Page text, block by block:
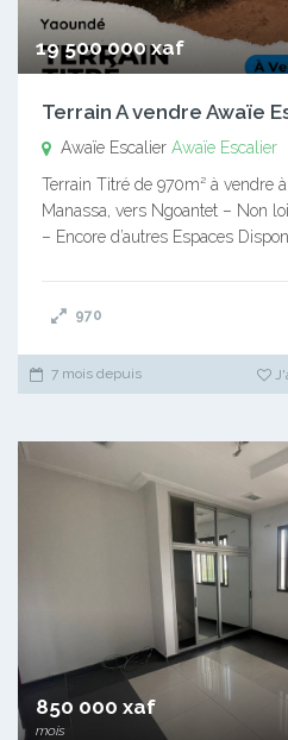
19 500 000 xaf
Terrain A vendre Awaïe
Awaïe Escalier Awaïe Escalier
Terrain Titré de 970m² à vendre
Manassa, vers Ngoantet – Non
– Encore d’autres Espaces
970
7 mois depuis
850 000 xaf
mois